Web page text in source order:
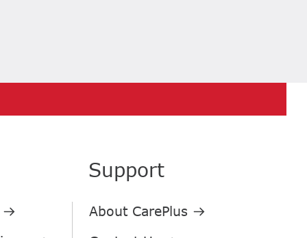
Support